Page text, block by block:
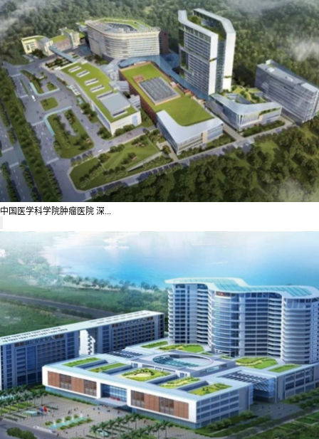
中国医学科学院肿瘤医院 深...